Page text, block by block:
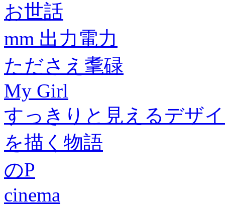
お世話
mm 出力電力
たださえ耄碌
My Girl
すっきりと見えるデザ
を描く物語
のP
cinema